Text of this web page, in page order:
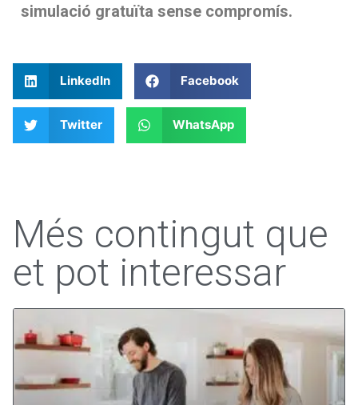
simulació gratuïta sense compromís.
LinkedIn Facebook
Twitter WhatsApp
Més contingut que
et pot interessar